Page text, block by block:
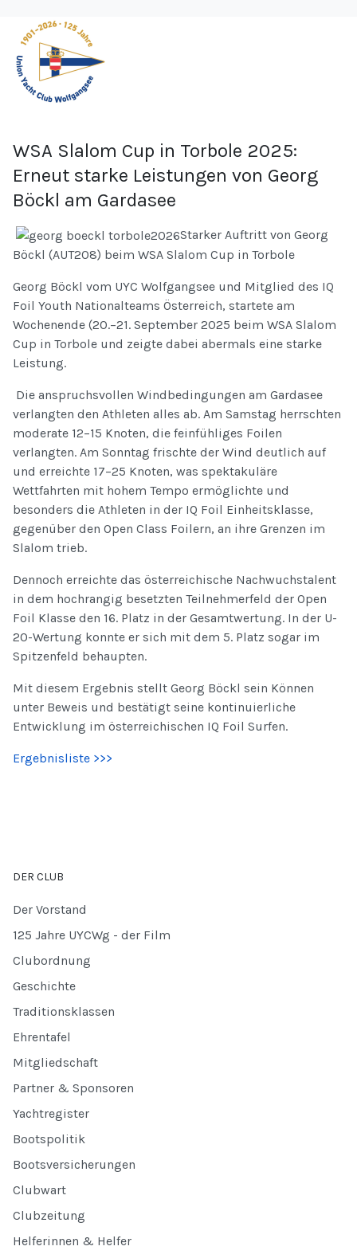
WSA Slalom Cup in Torbole 2025:
Erneut starke Leistungen von Georg
Böckl am Gardasee
Starker Auftritt von Georg
Böckl (AUT208) beim WSA Slalom Cup in Torbole
Georg Böckl vom UYC Wolfgangsee und Mitglied des IQ
Foil Youth Nationalteams Österreich, startete am
Wochenende (20.–21. September 2025 beim WSA Slalom
Cup in Torbole und zeigte dabei abermals eine starke
Leistung.
Die anspruchsvollen Windbedingungen am Gardasee
verlangten den Athleten alles ab. Am Samstag herrschten
moderate 12–15 Knoten, die feinfühliges Foilen
verlangten. Am Sonntag frischte der Wind deutlich auf
und erreichte 17–25 Knoten, was spektakuläre
Wettfahrten mit hohem Tempo ermöglichte und
besonders die Athleten in der IQ Foil Einheitsklasse,
gegenüber den Open Class Foilern, an ihre Grenzen im
Slalom trieb.
Dennoch erreichte das österreichische Nachwuchstalent
in dem hochrangig besetzten Teilnehmerfeld der Open
Foil Klasse den 16. Platz in der Gesamtwertung. In der U-
20-Wertung konnte er sich mit dem 5. Platz sogar im
Spitzenfeld behaupten.
Mit diesem Ergebnis stellt Georg Böckl sein Können
unter Beweis und bestätigt seine kontinuierliche
Entwicklung im österreichischen IQ Foil Surfen.
Ergebnisliste >>>
DER CLUB
Der Vorstand
125 Jahre UYCWg - der Film
Clubordnung
Geschichte
Traditionsklassen
Ehrentafel
Mitgliedschaft
Partner & Sponsoren
Yachtregister
Bootspolitik
Bootsversicherungen
Clubwart
Clubzeitung
Helferinnen & Helfer